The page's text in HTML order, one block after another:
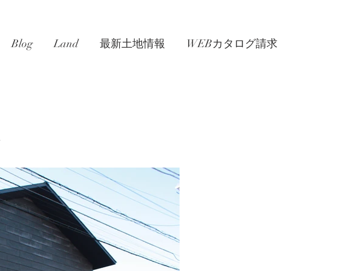
Blog Land 最新土地情報 WEBカタログ請求